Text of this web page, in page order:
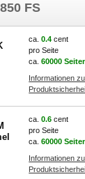
FS
ca.0.4cent
pro Seite
ca.60000
Informationen
ca.0.6cent
pro Seite
ca.60000
Informationen